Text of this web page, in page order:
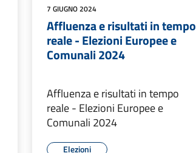
7 GIUGNO 2024
Affluenza e risultati in tempo
reale - Elezioni Europee e
Comunali 2024
Affluenza e risultati in tempo
reale - Elezioni Europee e
Comunali 2024
Elezioni